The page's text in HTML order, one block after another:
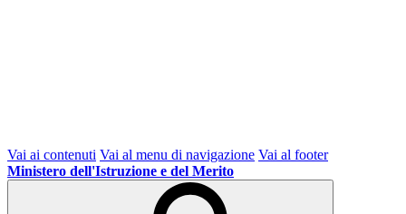
Vai ai contenuti Vai al menu di navigazione Vai al footer
Ministero dell'Istruzione e del Merito